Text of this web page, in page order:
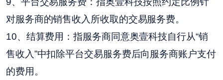
对服务商的销售收入所收取的交易服务费。
10、结算费用：指服务商同意奥壹科技自行从“销
售收入”中扣除平台交易服务费后向服务商账户支付
的费用。